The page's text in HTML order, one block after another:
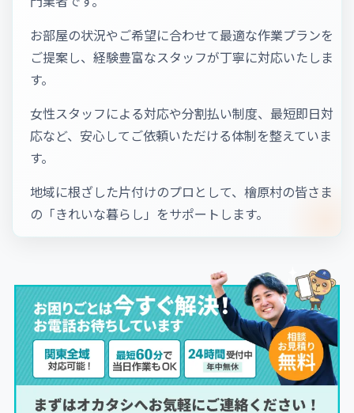
お部屋の状況やご希望に合わせて最適な作業プランを
ご提案し、経験豊富なスタッフが丁寧に対応いたしま
す。
女性スタッフによる対応や分割払い制度、最短即日対
応など、安心してご依頼いただける体制を整えていま
す。
地域に根ざした片付けのプロとして、檜原村の皆さま
の「きれいな暮らし」をサポートします。